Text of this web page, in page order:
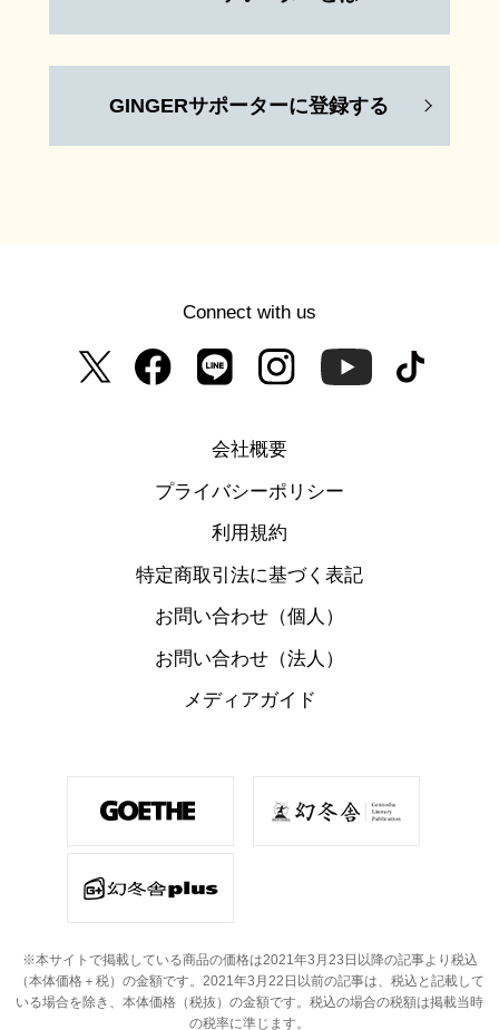
GINGERサポーターに登録する
Connect with us
会社概要
プライバシーポリシー
利用規約
特定商取引法に基づく表記
お問い合わせ（個人）
お問い合わせ（法人）
メディアガイド
※本サイトで掲載している商品の価格は2021年3月23日以降の記事より税込
（本体価格＋税）の金額です。
2021年3月22日以前の記事は、税込と記載して
いる場合を除き、本体価格（税抜）の金額です。 税込の場合の税額は掲載当時
の税率に準じます。